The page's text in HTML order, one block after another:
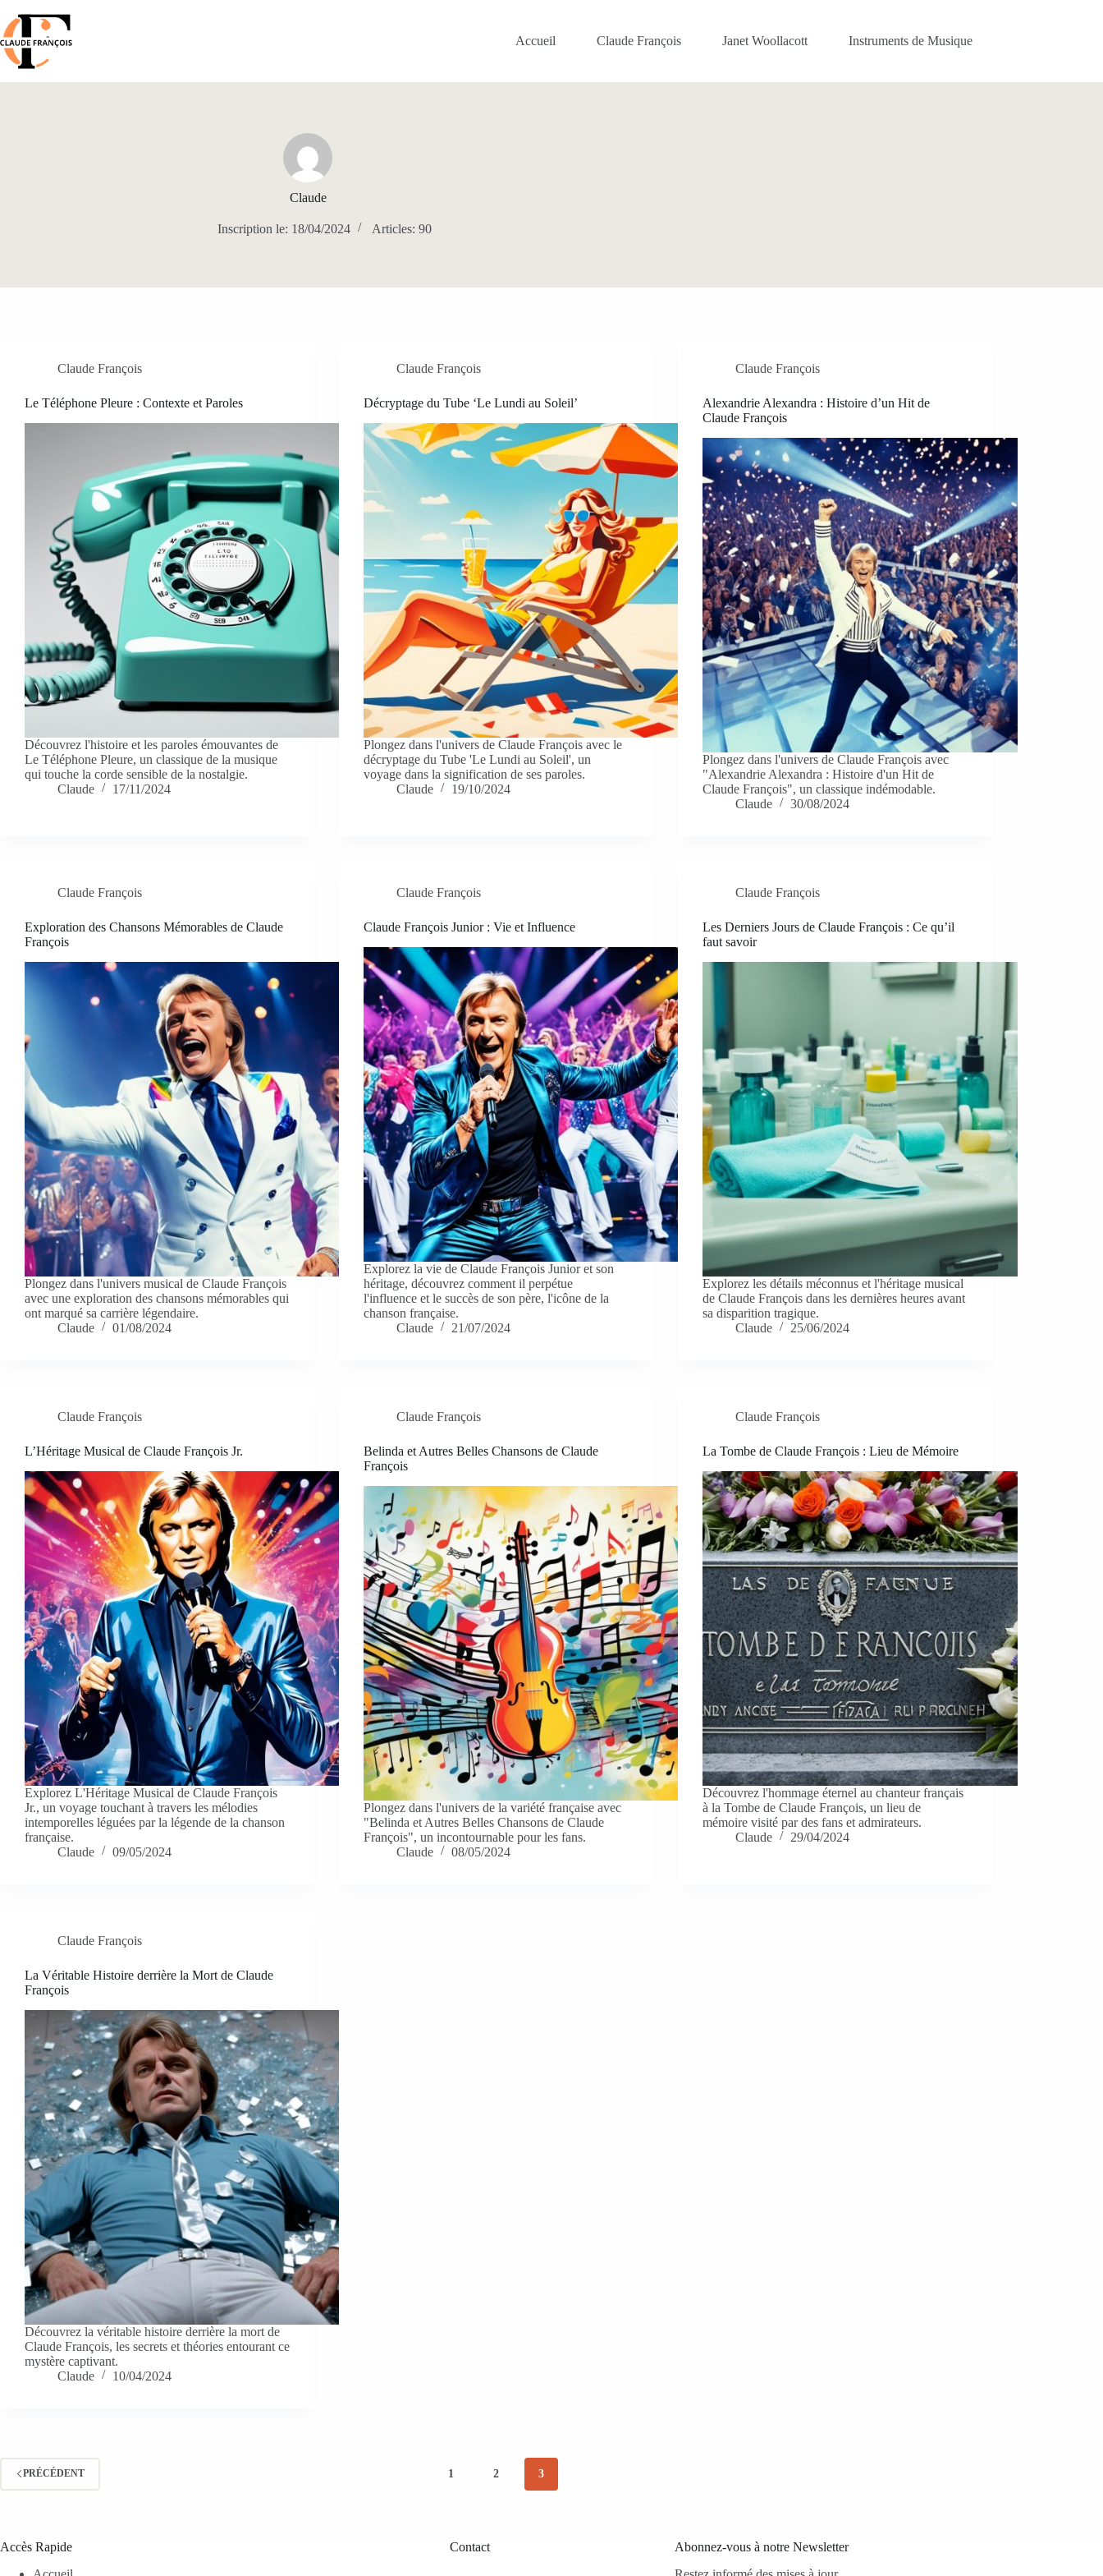
au
contenu
Accueil Claude François Janet Woollacott Instruments de Musique
Claude
Inscription le: 18/04/2024 Articles: 90
Claude François
Le Téléphone Pleure : Contexte et Paroles
Découvrez l'histoire et les paroles émouvantes de
Le Téléphone Pleure, un classique de la musique
qui touche la corde sensible de la nostalgie.
Claude
17/11/2024
Claude François
Décryptage du Tube ‘Le Lundi au Soleil’
Plongez dans l'univers de Claude François avec le
décryptage du Tube 'Le Lundi au Soleil', un
voyage dans la signification de ses paroles.
Claude
19/10/2024
Claude François
Alexandrie Alexandra : Histoire d’un Hit de
Claude François
Plongez dans l'univers de Claude François avec
"Alexandrie Alexandra : Histoire d'un Hit de
Claude François", un classique indémodable.
Claude
30/08/2024
Claude François
Exploration des Chansons Mémorables de Claude
François
Plongez dans l'univers musical de Claude François
avec une exploration des chansons mémorables qui
ont marqué sa carrière légendaire.
Claude
01/08/2024
Claude François
Claude François Junior : Vie et Influence
Explorez la vie de Claude François Junior et son
héritage, découvrez comment il perpétue
l'influence et le succès de son père, l'icône de la
chanson française.
Claude
21/07/2024
Claude François
Les Derniers Jours de Claude François : Ce qu’il
faut savoir
Explorez les détails méconnus et l'héritage musical
de Claude François dans les dernières heures avant
sa disparition tragique.
Claude
25/06/2024
Claude François
L’Héritage Musical de Claude François Jr.
Explorez L'Héritage Musical de Claude François
Jr., un voyage touchant à travers les mélodies
intemporelles léguées par la légende de la chanson
française.
Claude
09/05/2024
Claude François
Belinda et Autres Belles Chansons de Claude
François
Plongez dans l'univers de la variété française avec
"Belinda et Autres Belles Chansons de Claude
François", un incontournable pour les fans.
Claude
08/05/2024
Claude François
La Tombe de Claude François : Lieu de Mémoire
Découvrez l'hommage éternel au chanteur français
à la Tombe de Claude François, un lieu de
mémoire visité par des fans et admirateurs.
Claude
29/04/2024
Claude François
La Véritable Histoire derrière la Mort de Claude
François
Découvrez la véritable histoire derrière la mort de
Claude François, les secrets et théories entourant ce
mystère captivant.
Claude
10/04/2024
PRÉCÉDENT 1 2 3
Accès Rapide
Contact
Abonnez-vous à notre Newsletter